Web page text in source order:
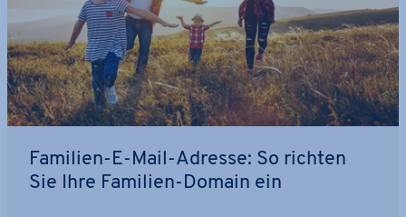
Familien-E-Mail-Adresse: So richten
Sie Ihre Familien-Domain ein